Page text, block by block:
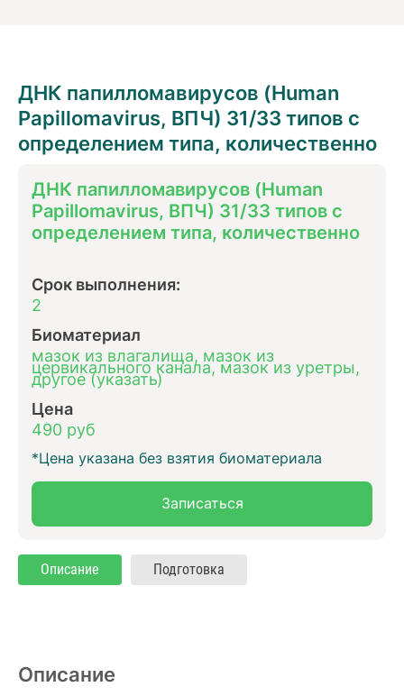
ДНК папилломавирусов (Human
Papillomavirus, ВПЧ) 31/33 типов с
определением типа, количественно
ДНК папилломавирусов (Human
Papillomavirus, ВПЧ) 31/33 типов с
определением типа, количественно
Срок выполнения:
2
Биоматериал
мазок из влагалища, мазок из
цервикального канала, мазок из уретры,
другое (указать)
Цена
490 руб
*Цена указана без взятия биоматериала
Записаться
Описание Подготовка
Описание